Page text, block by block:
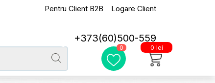
Pentru Client B2B Logare Client
+373(60)500-559
0 0 lei